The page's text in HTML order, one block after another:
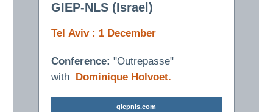
GIEP-NLS (Israel)
Tel Aviv : 1 December
Conference: "Outrepasse"
with
Dominique Holvoet.
giepnls.com